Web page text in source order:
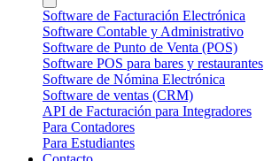
Software de Facturación Electrónica
Software Contable y Administrativo
Software de Punto de Venta (POS)
Software POS para bares y restaurantes
Software de Nómina Electrónica
Software de ventas (CRM)
API de Facturación para Integradores
Para Contadores
Para Estudiantes